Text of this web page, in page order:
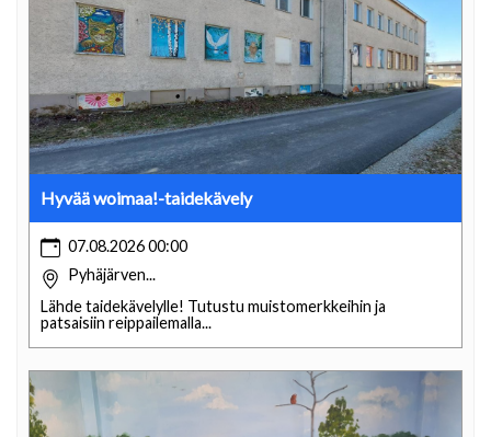
Hyvää woimaa!-taidekävely
07.08.2026 00:00
Pyhäjärven...
Lähde taidekävelylle! Tutustu muistomerkkeihin ja
patsaisiin reippailemalla...